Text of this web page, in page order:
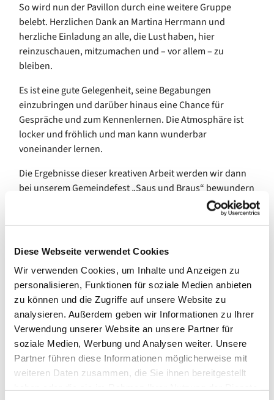
Diese Webseite verwendet Cookies
Wir verwenden Cookies, um Inhalte und Anzeigen zu
personalisieren, Funktionen für soziale Medien anbieten
zu können und die Zugriffe auf unsere Website zu
analysieren. Außerdem geben wir Informationen zu Ihrer
Verwendung unserer Website an unsere Partner für
soziale Medien, Werbung und Analysen weiter. Unsere
Partner führen diese Informationen möglicherweise mit
weiteren Daten zusammen, die Sie ihnen bereitgestellt
So wird nun der Pavillon durch eine weitere Gruppe
belebt. Herzlichen Dank an Martina Herrmann und
herzliche Einladung an alle, die Lust haben, hier
reinzuschauen, mitzumachen und – vor allem – zu
bleiben.
Es ist eine gute Gelegenheit, seine Begabungen
einzubringen und darüber hinaus eine Chance für
Gespräche und zum Kennenlernen. Die Atmosphäre ist
locker und fröhlich und man kann wunderbar
voneinander lernen.
Die Ergebnisse dieser kreativen Arbeit werden wir dann
bei unserem Gemeindefest „Saus und Braus“ bewundern
und auch erwerben können. Wir sind gespannt. Wie
schön, dass diese wunderbare Tradition nun weitergeht!